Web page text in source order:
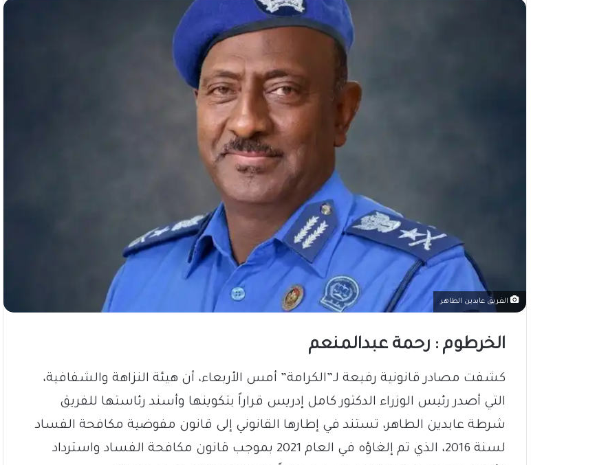
الفريق عابدين الطاهر
الخرطوم : رحمة عبدالمنعم
كشفت مصادر قانونية رفيعة لـ”الكرامة” أمس الأربعاء، أن هيئة النزاهة والشفافية،
التي أصدر رئيس الوزراء الدكتور كامل إدريس قراراً بتكوينها وأسند رئاستها للفريق
شرطة عابدين الطاهر، تستند في إطارها القانوني إلى قانون مفوضية مكافحة الفساد
لسنة 2016، الذي تم إلغاؤه في العام 2021 بموجب قانون مكافحة الفساد واسترداد